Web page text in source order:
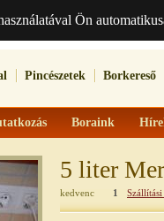
Ön
Pincészetek Borkereső
Boraink
5 liter
kedvenc 1